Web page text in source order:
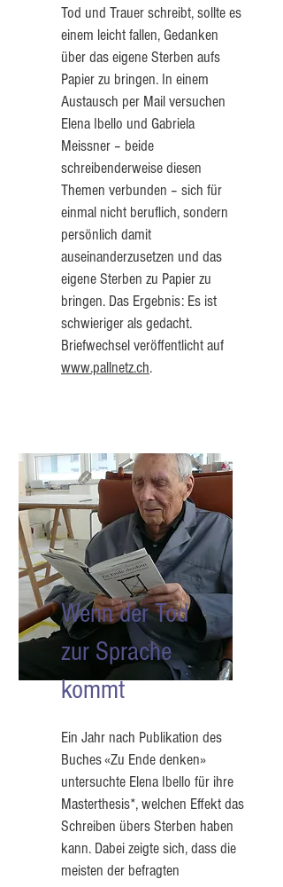
Tod und Trauer schreibt, sollte es
einem leicht fallen, Gedanken
über das eigene Sterben aufs
Papier zu bringen. In einem
Austausch per Mail versuchen
Elena Ibello und Gabriela
Meissner – beide
schreibenderweise diesen
Themen verbunden – sich für
einmal nicht beruflich, sondern
persönlich damit
auseinanderzusetzen und das
eigene Sterben zu Papier zu
bringen. Das Ergebnis: Es ist
schwieriger als gedacht.
Briefwechsel veröffentlicht auf
www.pallnetz.ch.
Wenn der Tod
zur Sprache
kommt
Ein Jahr nach Publikation des
Buches «Zu Ende denken»
untersuchte Elena Ibello für ihre
Masterthesis*, welchen Effekt das
Schreiben übers Sterben haben
kann. Dabei zeigte sich, dass die
meisten der befragten